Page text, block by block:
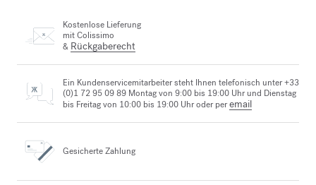
Kostenlose Lieferung
mit Colissimo
& Rückgaberecht
Ein Kundenservicemitarbeiter steht Ihnen telefonisch unter +33
(0)1 72 95 09 89 Montag von 9:00 bis 19:00 Uhr und Dienstag
bis Freitag von 10:00 bis 19:00 Uhr oder peremail
Gesicherte Zahlung